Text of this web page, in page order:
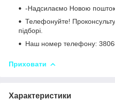
-Надсилаємо Новою поштою
Телефонуйте!
підборі.
Наш номер телефону:
Приховати
Характеристики